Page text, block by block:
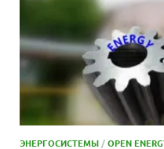
ЭНЕРГОСИСТЕМЫ/OPEN